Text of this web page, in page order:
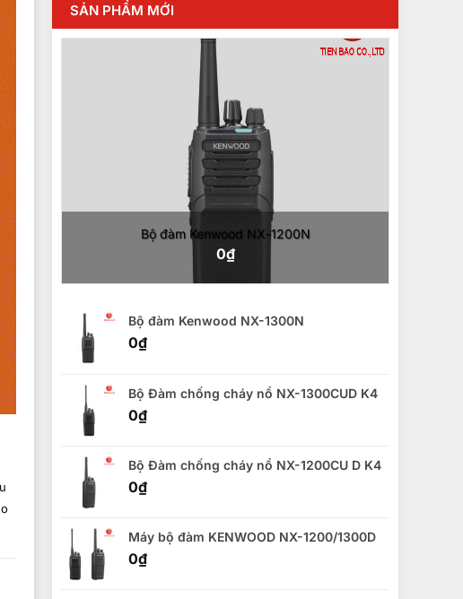
SẢN PHẨM MỚI
Bộ đàm Kenwood NX-1200N
0₫
Bộ đàm Kenwood NX-1300N
0₫
Bộ Đàm chống cháy nổ NX-1300CUD K4
0₫
Bộ Đàm chống cháy nổ NX-1200CU D K4
0₫
Máy bộ đàm KENWOOD NX-1200/1300D
0₫